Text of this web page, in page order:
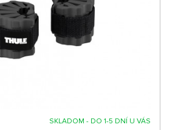
SKLADOM - DO 1-5 DNÍ U VÁS